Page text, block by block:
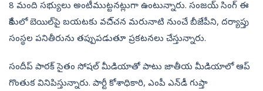
8 మంది సభ్యులు అంటీముట్టనట్లుగా ఉంటున్నారు. సంజయ్‌ సింగ్‌ ఈ
కేసులో బెయిల్‌పై బయటకు వచి్చన మరునాటి నుంచే బీజేపీని, దర్యాప్తు
సంస్థల పనితీరును తప్పుపడుతూ ప్రకటనలు చేస్తున్నారు.
సందీప్‌ పాఠక్‌ సైతం సోషల్‌ మీడియాతో పాటు జాతీయ మీడియాలో ఆప్‌
గొంతుక వినిపిస్తున్నారు. పార్టీ కోశాధికారి, ఎంపీ ఎన్‌డీ గుప్తా